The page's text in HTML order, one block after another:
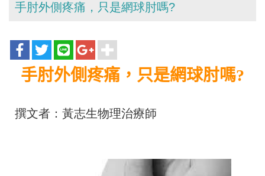
手肘外側疼痛，只是網球肘嗎?
手肘外側疼痛，只是網球肘嗎?
撰文者：黃志生物理治療師